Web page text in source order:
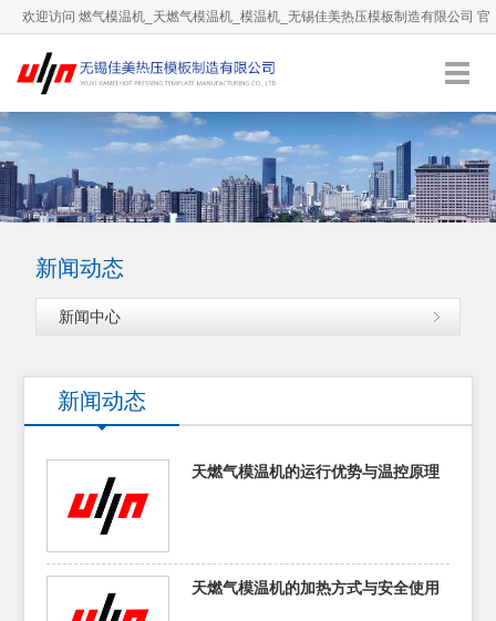
欢迎访问 燃气模温机_天燃气模温机_模温机_无锡佳美热压模板制造有限公司 官
方网站！
服务热线：0510-66892036 加入收藏
新闻动态
新闻中心
新闻动态
天燃气模温机的运行优势与温控原理
天燃气模温机的加热方式与安全使用